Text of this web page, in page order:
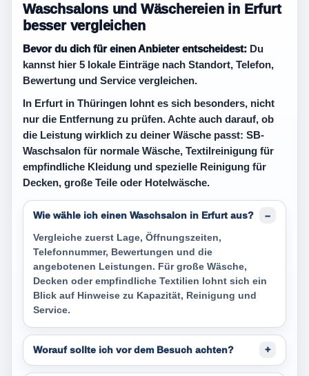
Waschsalons und Wäschereien in Erfurt
besser vergleichen
Bevor du dich für einen Anbieter entscheidest: Du
kannst hier 5 lokale Einträge nach Standort, Telefon,
Bewertung und Service vergleichen.
In Erfurt in Thüringen lohnt es sich besonders, nicht
nur die Entfernung zu prüfen. Achte auch darauf, ob
die Leistung wirklich zu deiner Wäsche passt: SB-
Waschsalon für normale Wäsche, Textilreinigung für
empfindliche Kleidung und spezielle Reinigung für
Decken, große Teile oder Hotelwäsche.
Wie wähle ich einen Waschsalon in Erfurt aus?
Vergleiche zuerst Lage, Öffnungszeiten,
Telefonnummer, Bewertungen und die
angebotenen Leistungen. Für große Wäsche,
Decken oder empfindliche Textilien lohnt sich ein
Blick auf Hinweise zu Kapazität, Reinigung und
Service.
Worauf sollte ich vor dem Besuch achten?